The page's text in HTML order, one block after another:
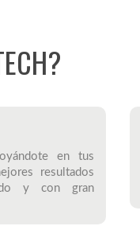
en tus
resultados
y con gran